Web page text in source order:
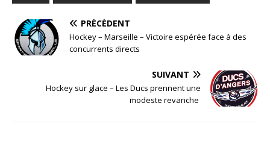
PRÉCÉDENT
Hockey – Marseille – Victoire espérée face à des
concurrents directs
SUIVANT
Hockey sur glace – Les Ducs prennent une
modeste revanche